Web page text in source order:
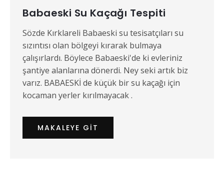
Babaeski Su Kaçağı Tespiti
Sözde Kırklareli Babaeski su tesisatçıları su
sızıntısı olan bölgeyi kırarak bulmaya
çalışırlardı. Böylece Babaeski'de ki evleriniz
şantiye alanlarına dönerdi. Ney seki artık biz
varız. BABAESKİ de küçük bir su kaçağı için
kocaman yerler kırılmayacak .
MAKALEYE GIT